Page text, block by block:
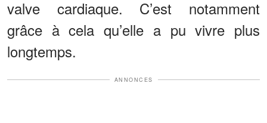
valve cardiaque. C’est notamment
grâce à cela qu’elle a pu vivre plus
longtemps.
ANNONCES